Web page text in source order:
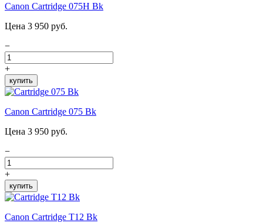
Canon Cartridge 075H Bk
Цена 3 950 руб.
−
+
купить
Canon Cartridge 075 Bk
Цена 3 950 руб.
−
+
купить
Canon Cartridge T12 Bk